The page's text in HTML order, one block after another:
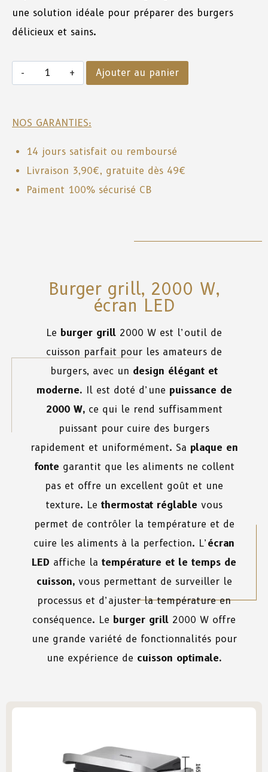
une solution idéale pour préparer des burgers
délicieux et sains.
Ajouter au panier
NOS GARANTIES:
14 jours satisfait ou remboursé
Livraison 3,90€, gratuite dès 49€
Paiment 100% sécurisé CB
Burger grill, 2000 W,
écran LED
Le burger grill 2000 W est l’outil de
cuisson parfait pour les amateurs de
burgers, avec un design élégant et
moderne. Il est doté d’une puissance de
2000 W,ce qui le rend suffisamment
puissant pour cuire des burgers
rapidement et uniformément. Sa plaque en
fonte garantit que les aliments ne collent
pas et offre un excellent goût et une
texture. Le thermostat réglable vous
permet de contrôler la température et de
cuire les aliments à la perfection. L’ écran
LED affiche la température et le temps de
cuisson,vous permettant de surveiller le
processus et d’ajuster la température en
conséquence. Le burger grill 2000 W offre
une grande variété de fonctionnalités pour
une expérience de cuisson optimale.